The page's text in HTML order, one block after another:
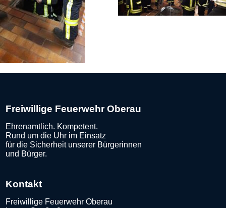
Freiwillige Feuerwehr Oberau
Ehrenamtlich. Kompetent.
Rund um die Uhr im Einsatz
für die Sicherheit unserer Bürgerinnen
und Bürger.
Kontakt
Freiwillige Feuerwehr Oberau